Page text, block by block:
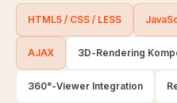
HTML5 / CSS / LESS
AJAX 3D-Rendering
360°-Viewer Integration